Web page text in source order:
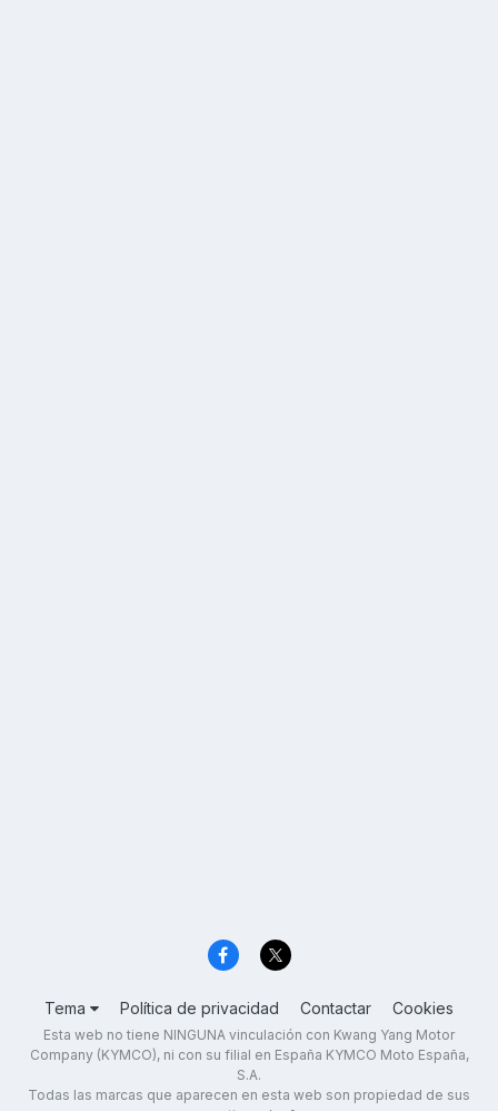
Tema Política de privacidad Contactar Cookies
Esta web no tiene NINGUNA vinculación con Kwang Yang Motor
Company (KYMCO), ni con su filial en España KYMCO Moto España,
S.A.
Todas las marcas que aparecen en esta web son propiedad de sus